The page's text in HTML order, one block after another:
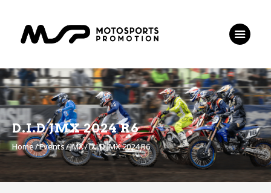
D.I.D JMX 2024 R6
Home Events JMX D.I.D JMX 2024 R6
HOME
JMX
TRJ
チケット
お問い合わせ